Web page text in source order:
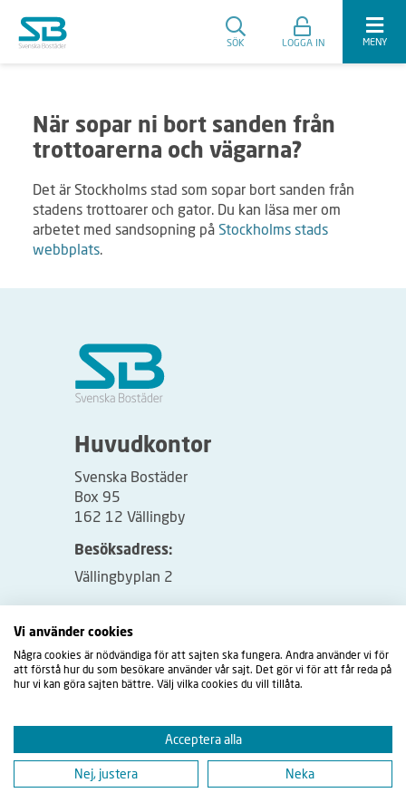
SÖK LOGGA IN MENY
När sopar ni bort sanden från
trottoarerna och vägarna?
Det är Stockholms stad som sopar bort sanden från
stadens trottoarer och gator. Du kan läsa mer om
arbetet med sandsopning på Stockholms stads
webbplats.
Huvudkontor
Svenska Bostäder
Box 95
162 12 Vällingby
Besöksadress:
Vällingbyplan 2
Vi använder cookies
Några cookies är nödvändiga för att sajten ska fungera. Andra använder vi för
att förstå hur du som besökare använder vår sajt. Det gör vi för att får reda på
hur vi kan göra sajten bättre. Välj vilka cookies du vill tillåta.
Acceptera alla
Nej, justera Neka